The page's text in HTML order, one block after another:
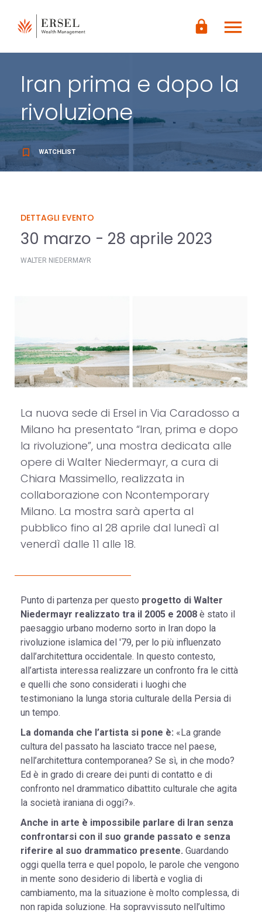
CONTENUTO
PRINCIPALE
PAGINA
lock menu
Iran prima e dopo la
rivoluzione
bookmark_border WATCHLIST
DETTAGLI EVENTO
30 marzo - 28 aprile 2023
WALTER NIEDERMAYR
La nuova sede di Ersel in Via Caradosso a
Milano ha presentato “Iran, prima e dopo
la rivoluzione”, una mostra dedicata alle
opere di Walter Niedermayr, a cura di
Chiara Massimello, realizzata in
collaborazione con Ncontemporary
Milano. La mostra sarà aperta al
pubblico fino al 28 aprile dal lunedì al
venerdì dalle 11 alle 18.
Punto di partenza per questo progetto di Walter
Niedermayr realizzato tra il 2005 e 2008 è stato il
paesaggio urbano moderno sorto in Iran dopo la
rivoluzione islamica del '79, per lo più influenzato
dall’architettura occidentale. In questo contesto,
all’artista interessa realizzare un confronto fra le città
e quelli che sono considerati i luoghi che
testimoniano la lunga storia culturale della Persia di
un tempo.
La domanda che l’artista si pone è: «La grande
cultura del passato ha lasciato tracce nel paese,
nell’architettura contemporanea? Se sì, in che modo?
Ed è in grado di creare dei punti di contatto e di
confronto nel drammatico dibattito culturale che agita
la società iraniana di oggi?».
Anche in arte è impossibile parlare di Iran senza
confrontarsi con il suo grande passato e senza
riferire al suo drammatico presente. Guardando
oggi quella terra e quel popolo, le parole che vengono
in mente sono desiderio di libertà e voglia di
cambiamento, ma la situazione è molto complessa, di
non rapida soluzione. Ha sopravvissuto nell’ultimo